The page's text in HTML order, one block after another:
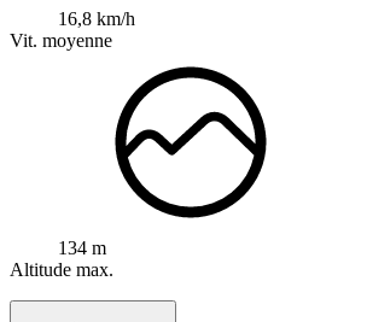
16,8 km/h
Vit. moyenne
134 m
Altitude max.